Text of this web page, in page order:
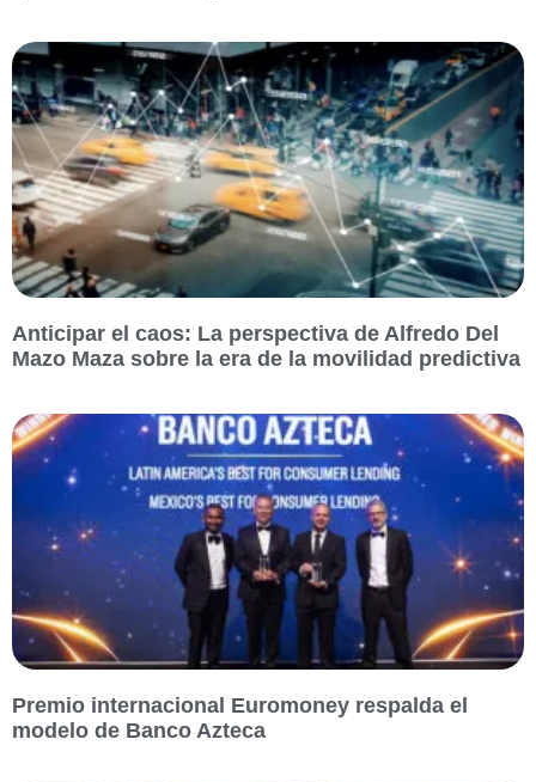
Anticipar el caos: La perspectiva de Alfredo Del
Mazo Maza sobre la era de la movilidad predictiva
Premio internacional Euromoney respalda el
modelo de Banco Azteca